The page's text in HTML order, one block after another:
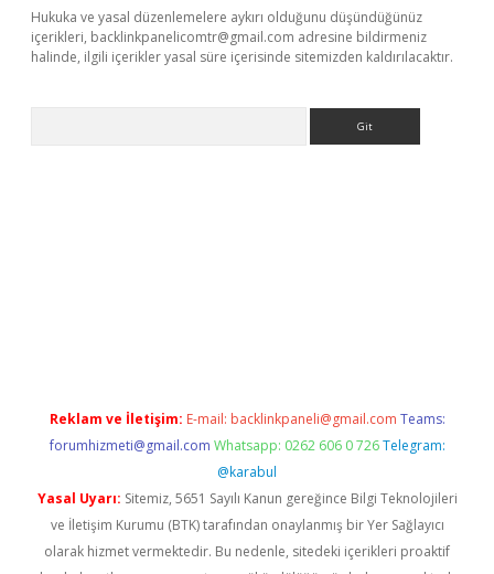
Hukuka ve yasal düzenlemelere aykırı olduğunu düşündüğünüz
içerikleri, backlinkpanelicomtr@gmail.com adresine bildirmeniz
halinde, ilgili içerikler yasal süre içerisinde sitemizden kaldırılacaktır.
Reklam ve İletişim: E-mail: backlinkpaneli@gmail.com Teams:
forumhizmeti@gmail.com Whatsapp: 0262 606 0 726 Telegram:
@karabul
Yasal Uyarı: Sitemiz, 5651 Sayılı Kanun gereğince Bilgi Teknolojileri
ve İletişim Kurumu (BTK) tarafından onaylanmış bir Yer Sağlayıcı
olarak hizmet vermektedir. Bu nedenle, sitedeki içerikleri proaktif